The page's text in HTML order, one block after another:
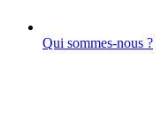
Qui sommes-nous ?